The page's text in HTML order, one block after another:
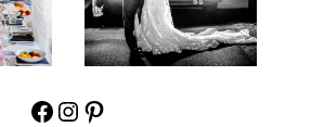
Facebook
Instagram
Pinterest